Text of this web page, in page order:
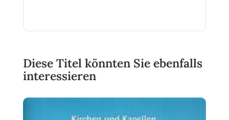
Diese Titel könnten Sie ebenfalls
interessieren